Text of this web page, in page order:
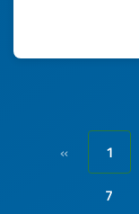
« 1
7